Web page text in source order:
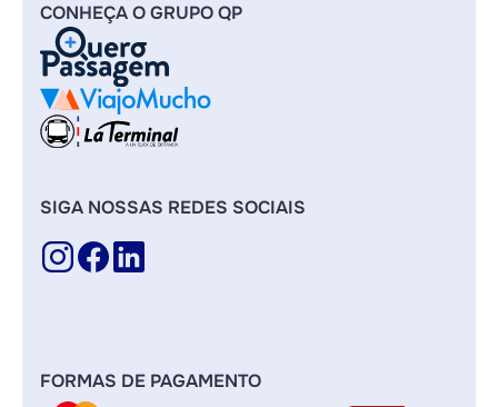
CONHEÇA O GRUPO QP
SIGA NOSSAS REDES SOCIAIS
FORMAS DE PAGAMENTO